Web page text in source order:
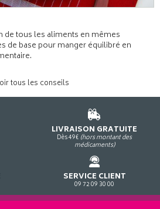
de tous les aliments en mêmes
de base pour manger équilibré en
tous les conseils
LIVRAISON GRATUITE
Dès 49€ (hors montant des
médicaments)
SERVICE CLIENT
09 72 09 30 00